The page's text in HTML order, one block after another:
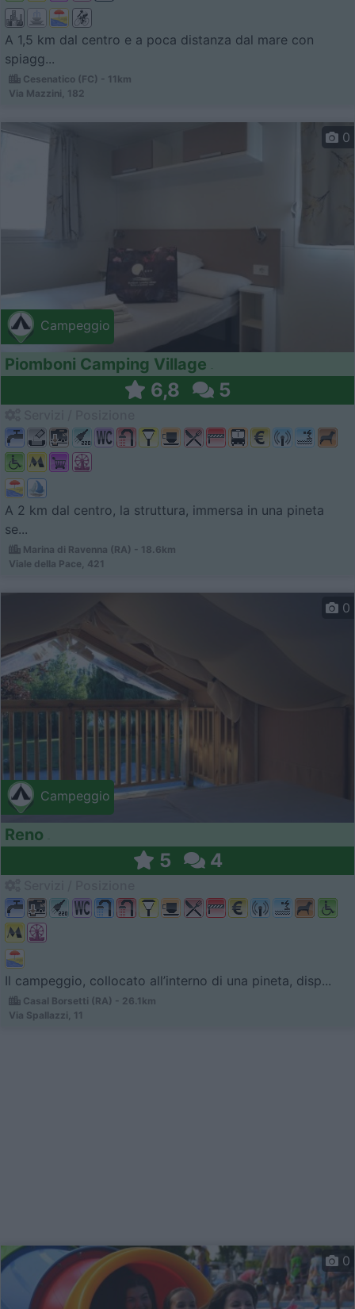
A 1,5 km dal centro e a poca distanza dal mare con
spiagg...
Cesenatico (FC) - 11km
Via Mazzini, 182
Campeggio
0
Piomboni Camping Village
6,8 5
A 2 km dal centro, la struttura, immersa in una pineta
se...
Marina di Ravenna (RA) - 18.6km
Viale della Pace, 421
Campeggio
0
Reno
5 4
Il campeggio, collocato all’interno di una pineta, disp...
Casal Borsetti (RA) - 26.1km
Via Spallazzi, 11
0